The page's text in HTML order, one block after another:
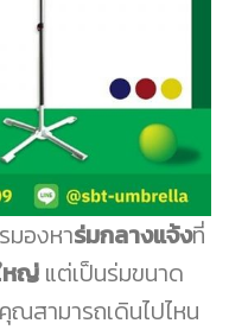
มองหาร่มกลางแจ้งที่
หญ่แต่เป็นร่มขนาด
ณสามารถเดินไปไหน